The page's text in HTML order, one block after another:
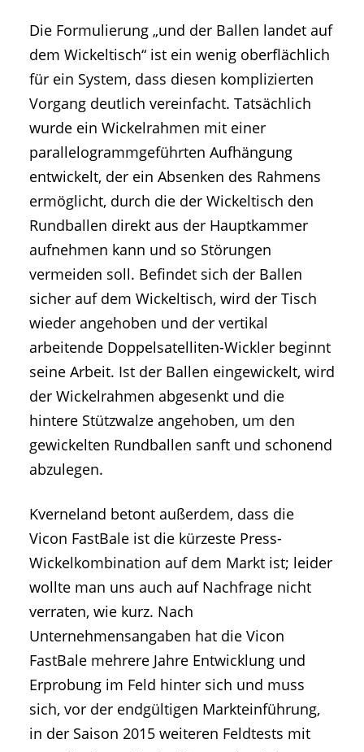
Die Formulierung „und der Ballen landet auf
dem Wickeltisch“ ist ein wenig oberflächlich
für ein System, dass diesen komplizierten
Vorgang deutlich vereinfacht. Tatsächlich
wurde ein Wickelrahmen mit einer
parallelogrammgeführten Aufhängung
entwickelt, der ein Absenken des Rahmens
ermöglicht, durch die der Wickeltisch den
Rundballen direkt aus der Hauptkammer
aufnehmen kann und so Störungen
vermeiden soll. Befindet sich der Ballen
sicher auf dem Wickeltisch, wird der Tisch
wieder angehoben und der vertikal
arbeitende Doppelsatelliten-Wickler beginnt
seine Arbeit. Ist der Ballen eingewickelt, wird
der Wickelrahmen abgesenkt und die
hintere Stützwalze angehoben, um den
gewickelten Rundballen sanft und schonend
abzulegen.
Kverneland betont außerdem, dass die
Vicon FastBale ist die kürzeste Press-
Wickelkombination auf dem Markt ist; leider
wollte man uns auch auf Nachfrage nicht
verraten, wie kurz. Nach
Unternehmensangaben hat die Vicon
FastBale mehrere Jahre Entwicklung und
Erprobung im Feld hinter sich und muss
sich, vor der endgültigen Markteinführung,
in der Saison 2015 weiteren Feldtests mit